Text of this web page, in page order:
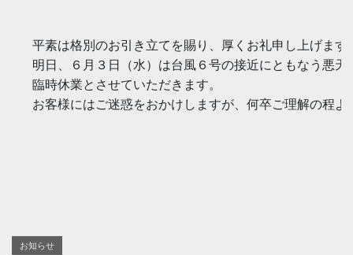
平素は格別のお引き立てを賜り、厚くお礼申し上げます
明日、６月３日（水）は台風６号の接近にともなう悪天
臨時休業とさせていただきます。
お客様にはご迷惑をおかけしますが、何卒ご理解の程
お知らせ